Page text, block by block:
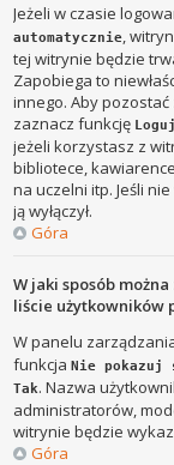
Jeżeli w czasie
automatycznie,
tej witrynie będzie
Zapobiega to
innego. Aby
zaznacz funkcję
jeżeli korzystasz z
bibliotece,
na uczelni itp. Jeśli
ją wyłączył.
Góra
W jaki sposób
liście użytkowników
W panelu
funkcjaNie pokazuj
Tak. Nazwa
administratorów,
witrynie będzie
Góra